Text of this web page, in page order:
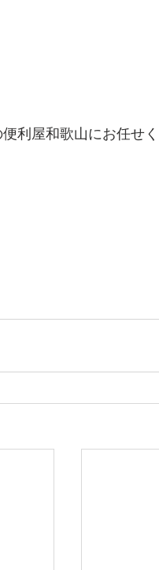
利屋和歌山にお任せく